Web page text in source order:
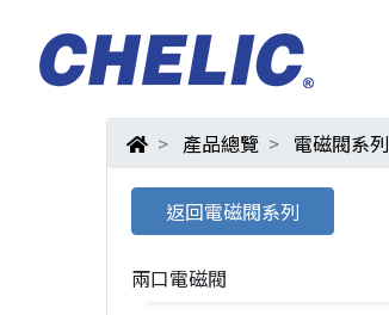
產品總覽 電磁閥系列
返回電磁閥系列
兩口電磁閥